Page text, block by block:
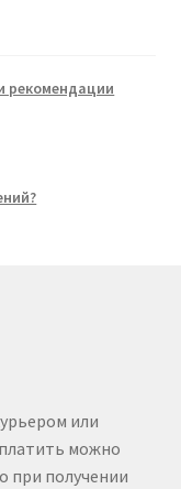
рекомендации
или
можно
при получении